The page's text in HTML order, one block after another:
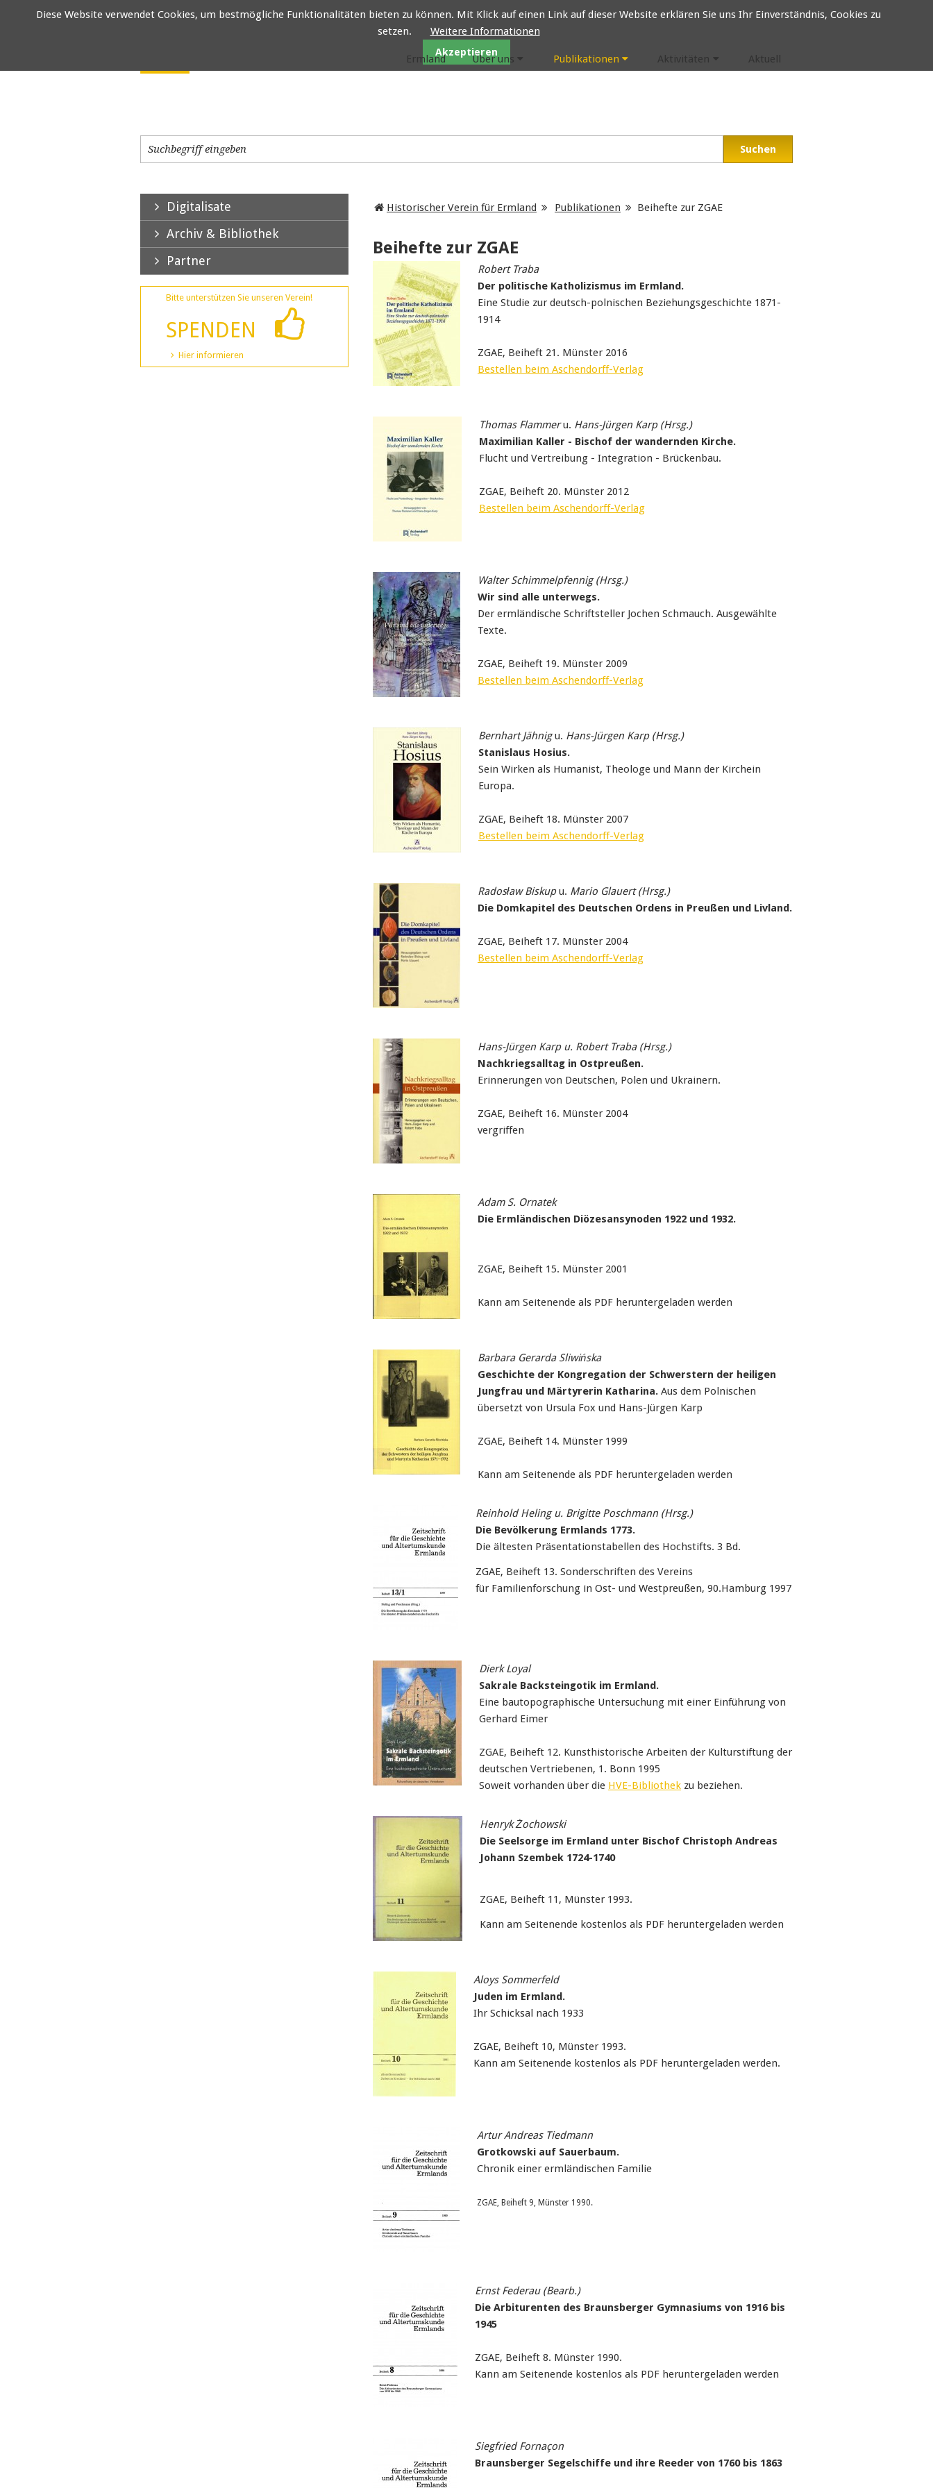
Historischer Verein für Ermland
Ermland
Über uns Publikationen Aktivitäten Aktuell
Historischer Verein für Ermland Publikationen Beihefte zur ZGAE
Beihefte zur ZGAE
Robert Traba
Der politische Katholizismus im Ermland.
Eine Studie zur deutsch-polnischen Beziehungsgeschichte 1871-
1914
ZGAE, Beiheft 21. Münster 2016
Bestellen beim Aschendorff-Verlag
Thomas Flammeru. Hans-Jürgen Karp (Hrsg.)
Maximilian Kaller - Bischof der wandernden Kirche.
Flucht und Vertreibung - Integration - Brückenbau.
ZGAE, Beiheft 20. Münster 2012
Bestellen beim Aschendorff-Verlag
Walter Schimmelpfennig (Hrsg.)
Wir sind alle unterwegs.
Der ermländische Schriftsteller Jochen Schmauch. Ausgewählte
Texte.
ZGAE, Beiheft 19. Münster 2009
Bestellen beim Aschendorff-Verlag
Bernhart Jähnigu. Hans-Jürgen Karp (Hrsg.)
Stanislaus Hosius.
Sein Wirken als Humanist, Theologe und Mann der Kirchein
Europa.
ZGAE, Beiheft 18. Münster 2007
Bestellen beim Aschendorff-Verlag
Radosław Biskupu. Mario Glauert (Hrsg.)
Die Domkapitel des Deutschen Ordens in Preußen und Livland.
ZGAE, Beiheft 17. Münster 2004
Bestellen beim Aschendorff-Verlag
Hans-Jürgen Karp u. Robert Traba (Hrsg.)
Nachkriegsalltag in Ostpreußen.
Erinnerungen von Deutschen, Polen und Ukrainern.
ZGAE, Beiheft 16. Münster 2004
vergriffen
Adam S. Ornatek
Die Ermländischen Diözesansynoden 1922 und 1932.
ZGAE, Beiheft 15. Münster 2001
Kann am Seitenende als PDF heruntergeladen werden
Barbara Gerarda Sliwińska
Geschichte der Kongregation der Schwerstern der heiligen
Jungfrau und Märtyrerin Katharina. Aus dem Polnischen
übersetzt von Ursula Fox und Hans-Jürgen Karp
ZGAE, Beiheft 14. Münster 1999
Kann am Seitenende als PDF heruntergeladen werden
Reinhold Heling u. Brigitte Poschmann (Hrsg.)
Die Bevölkerung Ermlands 1773.
Die ältesten Präsentationstabellen des Hochstifts. 3 Bd.
ZGAE, Beiheft 13. Sonderschriften des Vereins
für Familienforschung in Ost- und Westpreußen, 90.Hamburg 1997
Dierk Loyal
Sakrale Backsteingotik im Ermland.
Eine bautopographische Untersuchung mit einer Einführung von
Gerhard Eimer
ZGAE, Beiheft 12. Kunsthistorische Arbeiten der Kulturstiftung der
deutschen Vertriebenen, 1. Bonn 1995
Soweit vorhanden über die HVE-Bibliothek zu beziehen.
Henryk Żochowski
Die Seelsorge im Ermland unter Bischof Christoph Andreas
Johann Szembek 1724-1740
ZGAE, Beiheft 11, Münster 1993.
Kann am Seitenende kostenlos als PDF heruntergeladen werden
Aloys Sommerfeld
Juden im Ermland.
Ihr Schicksal nach 1933
ZGAE, Beiheft 10, Münster 1993.
Kann am Seitenende kostenlos als PDF heruntergeladen werden.
Artur Andreas Tiedmann
Grotkowski auf Sauerbaum.
Chronik einer ermländischen Familie
ZGAE, Beiheft 9, Münster 1990.
Ernst Federau (Bearb.)
Die Arbiturenten des Braunsberger Gymnasiums von 1916 bis
1945
ZGAE, Beiheft 8. Münster 1990.
Kann am Seitenende kostenlos als PDF heruntergeladen werden
Siegfried Fornaçon
Braunsberger Segelschiffe und ihre Reeder von 1760 bis 1863
Digitalisate
Archiv & Bibliothek
Partner
Bitte unterstützen Sie unseren Verein!
SPENDEN
Hier informieren
Diese Website verwendet Cookies, um bestmögliche Funktionalitäten bieten zu können. Mit Klick auf einen Link auf dieser Website erklären Sie uns Ihr Einverständnis, Cookies zu
setzen.
Weitere Informationen
Akzeptieren